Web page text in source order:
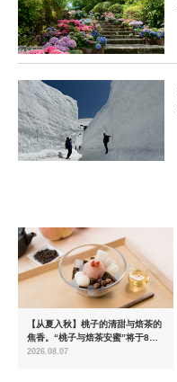
【从夏入秋】桃子的清甜与焙茶的
焦香。“桃子与焙茶安蜜”将于8月
中旬起限时发售
2026.08.07